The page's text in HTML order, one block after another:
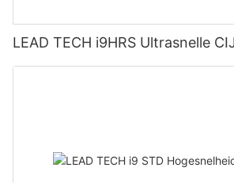
LEAD TECH i9HRS Ultrasnelle